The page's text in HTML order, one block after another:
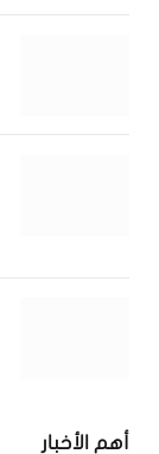
أهم الأخبار